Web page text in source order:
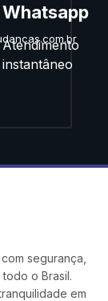
Whatsapp
Atendimento
instantâneo
segurança,
o Brasil.
em